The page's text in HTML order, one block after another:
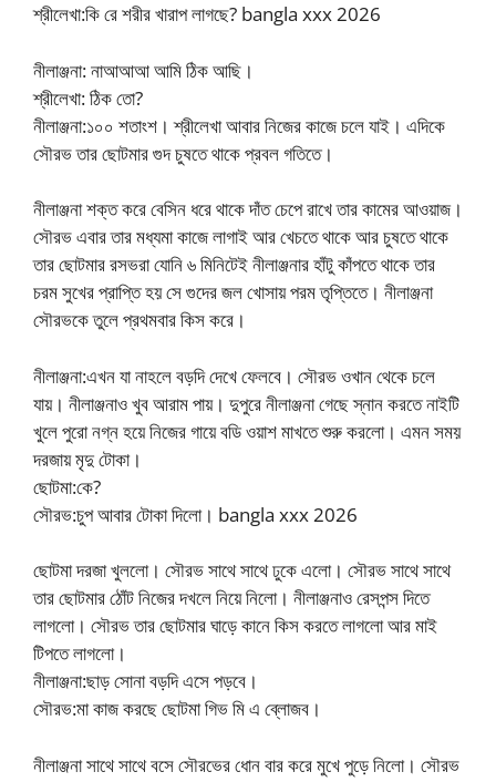
শ্রীলেখা:কি রে শরীর খারাপ লাগছে? bangla xxx 2026
নীলাঞ্জনা: নাআআআ আমি ঠিক আছি।
শ্রীলেখা: ঠিক তো?
নীলাঞ্জনা:১০০ শতাংশ। শ্রীলেখা আবার নিজের কাজে চলে যাই। এদিকে
সৌরভ তার ছোটমার গুদ চুষতে থাকে প্রবল গতিতে।
নীলাঞ্জনা শক্ত করে বেসিন ধরে থাকে দাঁত চেপে রাখে তার কামের আওয়াজ।
সৌরভ এবার তার মধ্যমা কাজে লাগাই আর খেচতে থাকে আর চুষতে থাকে
তার ছোটমার রসভরা যোনি ৬ মিনিটেই নীলাঞ্জনার হাঁটু কাঁপতে থাকে তার
চরম সুখের প্রাপ্তি হয় সে গুদের জল খোসায় পরম তৃপ্তিতে। নীলাঞ্জনা
সৌরভকে তুলে প্রথমবার কিস করে।
নীলাঞ্জনা:এখন যা নাহলে বড়দি দেখে ফেলবে। সৌরভ ওখান থেকে চলে
যায়। নীলাঞ্জনাও খুব আরাম পায়। দুপুরে নীলাঞ্জনা গেছে স্নান করতে নাইটি
খুলে পুরো নগ্ন হয়ে নিজের গায়ে বডি ওয়াশ মাখতে শুরু করলো। এমন সময়
দরজায় মৃদু টোকা।
ছোটমা:কে?
সৌরভ:চুপ আবার টোকা দিলো। bangla xxx 2026
ছোটমা দরজা খুললো। সৌরভ সাথে সাথে ঢুকে এলো। সৌরভ সাথে সাথে
তার ছোটমার ঠোঁট নিজের দখলে নিয়ে নিলো। নীলাঞ্জনাও রেসপন্স দিতে
লাগলো। সৌরভ তার ছোটমার ঘাড়ে কানে কিস করতে লাগলো আর মাই
টিপতে লাগলো।
নীলাঞ্জনা:ছাড় সোনা বড়দি এসে পড়বে।
সৌরভ:মা কাজ করছে ছোটমা গিভ মি এ ব্লোজব।
নীলাঞ্জনা সাথে সাথে বসে সৌরভের ধোন বার করে মুখে পুড়ে নিলো। সৌরভ